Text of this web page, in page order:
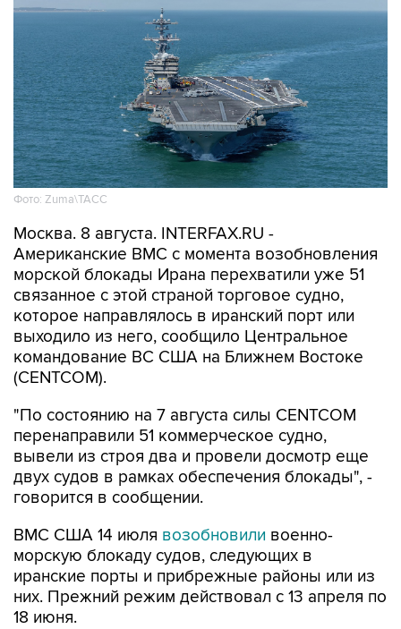
Фото: Zuma\ТАСС
Москва. 8 августа. INTERFAX.RU -
Американские ВМС с момента возобновления
морской блокады Ирана перехватили уже 51
связанное с этой страной торговое судно,
которое направлялось в иранский порт или
выходило из него, сообщило Центральное
командование ВС США на Ближнем Востоке
(CENTCOM).
"По состоянию на 7 августа силы CENTCOM
перенаправили 51 коммерческое судно,
вывели из строя два и провели досмотр еще
двух судов в рамках обеспечения блокады", -
говорится в сообщении.
ВМС США 14 июля возобновили военно-
морскую блокаду судов, следующих в
иранские порты и прибрежные районы или из
них. Прежний режим действовал с 13 апреля по
18 июня.